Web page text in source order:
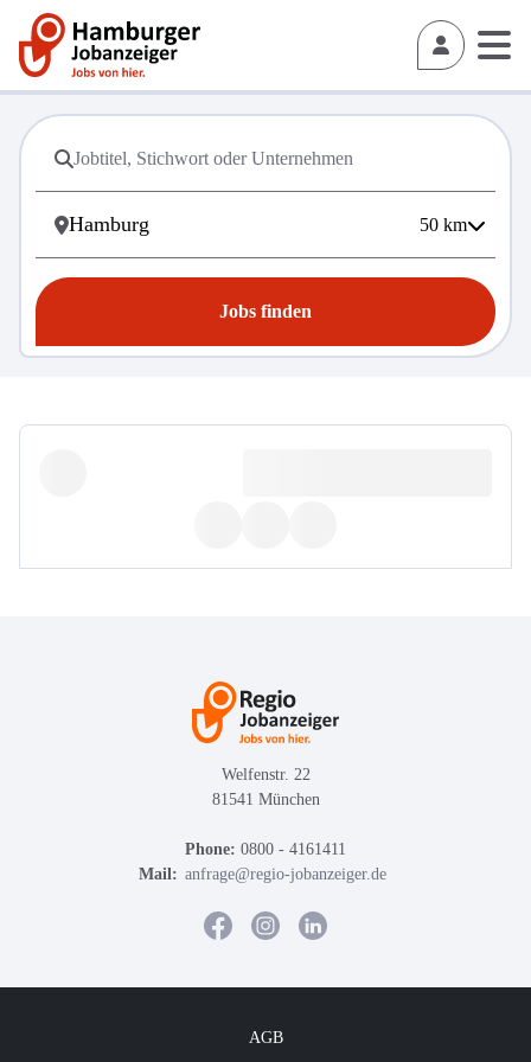
50 km
Jobs finden
Welfenstr. 22
81541 München
Phone: 0800 - 4161411
Mail: anfrage@regio-jobanzeiger.de
AGB